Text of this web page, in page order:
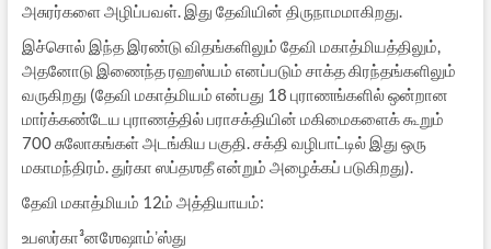
அசுரர்களை அழிப்பவள். இது தேவியின் திருநாமமாகிறது.
இச்சொல் இந்த இரண்டு விதங்களிலும் தேவி மகாத்மியத்திலும்,
அதனோடு இணைந்த ரஹஸ்யம் எனப்படும் சாக்த கிரந்தங்களிலும்
வருகிறது (தேவி மகாத்மியம் என்பது 18 புராணங்களில் ஒன்றான
மார்க்கண்டேய புராணத்தில் பராசக்தியின் மகிமைகளைக் கூறும்
700 சுலோகங்கள் அடங்கிய பகுதி. சக்தி வழிபாட்டில் இது ஒரு
மகாமந்திரம். துர்கா ஸப்தஶதீ என்றும் அழைக்கப் படுகிறது).
தேவி மகாத்மியம் 12ம் அத்தியாயம்:
உபஸர்கா³னஶேஷாம்ʼஸ்து